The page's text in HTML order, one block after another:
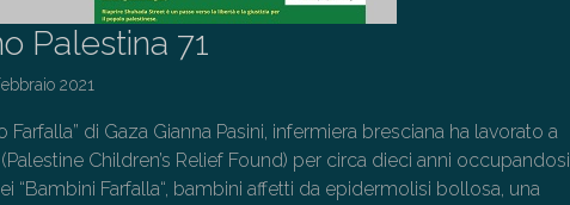
Palestina 71
2021
di Gaza Gianna Pasini, infermiera bresciana ha lavorato a
Children’s Relief Found) per circa dieci anni occupandosi
“Bambini Farfalla“, bambini affetti da epidermolisi bollosa, una